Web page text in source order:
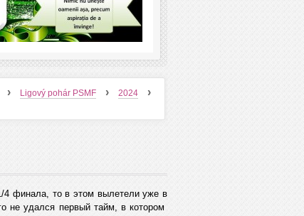
› Ligový pohár PSMF › 2024 ›
финала, то в этом вылетели уже в
не удался первый тайм, в котором